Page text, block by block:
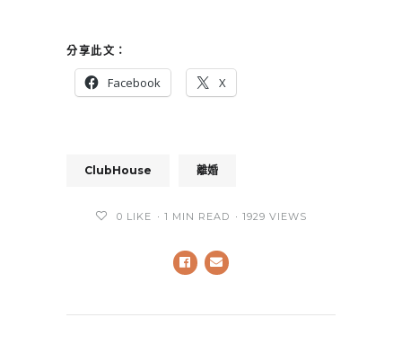
分享此文：
Facebook X
ClubHouse 離婚
0 LIKE 1 MIN READ 1929 VIEWS